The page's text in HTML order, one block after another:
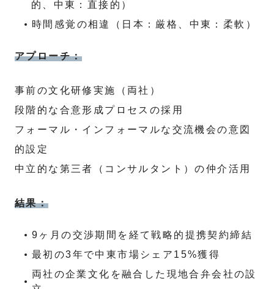
的、中東：直接的）
時間感覚の相違（日本：厳格、中東：柔軟）
アプローチ：
事前の文化研修実施（両社）
段階的な合意形成プロセスの採用
フォーマル・インフォーマルな交流機会の意図
的設定
中立的な第三者（コンサルタント）の仲介活用
結果：
9ヶ月の交渉期間を経て戦略的提携契約締結
最初の3年で中東市場シェア15%獲得
両社の企業文化を融合した現地合弁会社の設